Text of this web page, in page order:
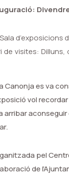
d’exposicions
de visites:
Canonja es va
óvol
arribar
pel
de